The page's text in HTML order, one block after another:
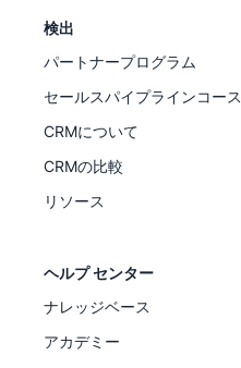
検出
パートナープログラム
セールスパイプラインコース
CRMについて
CRMの比較
リソース
ヘルプ センター
ナレッジベース
アカデミー